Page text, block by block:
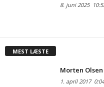
8. juni 2025
MEST LÆSTE
Morten
1. april 20170:04